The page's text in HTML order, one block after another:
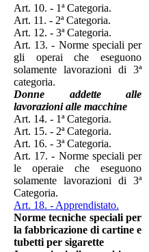
Art. 10. - 1ª Categoria.
Art. 11. - 2ª Categoria.
Art. 12. - 3ª Categoria.
Art. 13. - Norme speciali per
gli operai che eseguono
solamente lavorazioni di 3ª
categoria.
Donne addette alle
lavorazioni alle macchine
Art. 14. - 1ª Categoria.
Art. 15. - 2ª Categoria.
Art. 16. - 3ª Categoria.
Art. 17. - Norme speciali per
le operaie che eseguono
solamente lavorazioni di 3ª
Categoria.
Art. 18. - Apprendistato.
Norme tecniche speciali per
la fabbricazione di cartine e
tubetti per sigarette